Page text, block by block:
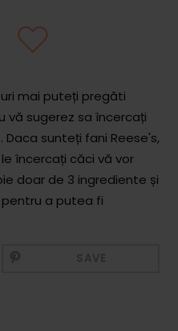
mai puteți pregăti
vă sugerez sa încercați
sunteți fani Reese's,
încercați căci vă vor
doar de 3 ingrediente și
a putea fi